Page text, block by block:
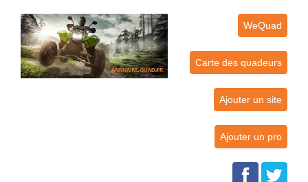
WeQuad
Carte des quadeurs
Ajouter un site
Ajouter un pro